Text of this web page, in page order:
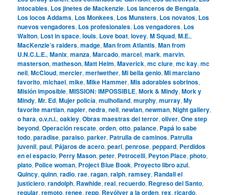
intocables, Los jinetes de Mackenzie, Los lanceros de Bengala,
Los locos Addams, Los Monkees, Los Munsters, Los novatos, Los
nuevos vengadores, Los profesionales, Los vengadores, Los
Walton, Lost in space,louis, Love boat,lovey,M Squad,M.E.,
MacKenzie’s raiders,madge,Man from Atlantis,Man from
U.N.C.L.E.,Manix,manza,Marcado,marcel,mark,marvin,
masterson,matheson,Matt Helm,Maverick,mc clure,mc kay,mc
neil,McCloud,mercier,meriwether,Mi bella genio,Mi marciano
favorito,michael,mike,Mike Hammer,Mis adorables sobrinos,
Misión imposible,MISSION: IMPOSSIBLE,Mork & Mindy,Mork y
Mindy,Mr. Ed,Mujer policía,mulholland,murphy,murray,My
favorite martian,napier,nedra,neil,newlan,newman,Night gallery,
o hara,o.v.n.i.,oakley,Obras maestras del terror,oliver,One step
beyond,Operación rescate,orden,otto,palance, Papá lo sabe
todo,paradise,paraiso,parker, Patrulla de caminos, Patrulla
juvenil,paul, Pájaros de acero,pearl,penrose,peppard, Perdidos
en el espacio, Perry Mason,peter, Petrocelli, Peyton Place,photo,
plato, Police woman, Project Blue Book, Proyecto libro azul,
Quincy,quinn,radio,rae,ragan,ralph,ramsey, Randall el
justiciero,randolph, Rawhide,real,recuerdo, Regreso del Santo,
regular,remoto,renee,repp, Revólver a la orden,rex,ricardo,